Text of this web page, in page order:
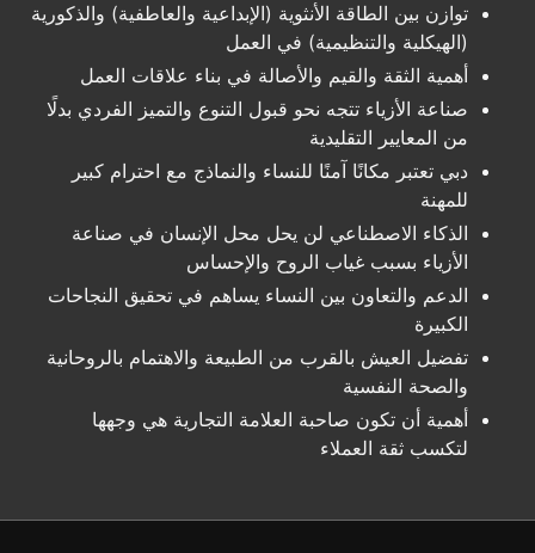
توازن بين الطاقة الأنثوية (الإبداعية والعاطفية) والذكورية
(الهيكلية والتنظيمية) في العمل
أهمية الثقة والقيم والأصالة في بناء علاقات العمل
صناعة الأزياء تتجه نحو قبول التنوع والتميز الفردي بدلًا
من المعايير التقليدية
دبي تعتبر مكانًا آمنًا للنساء والنماذج مع احترام كبير
للمهنة
الذكاء الاصطناعي لن يحل محل الإنسان في صناعة
الأزياء بسبب غياب الروح والإحساس
الدعم والتعاون بين النساء يساهم في تحقيق النجاحات
الكبيرة
تفضيل العيش بالقرب من الطبيعة والاهتمام بالروحانية
والصحة النفسية
أهمية أن تكون صاحبة العلامة التجارية هي وجهها
لتكسب ثقة العملاء